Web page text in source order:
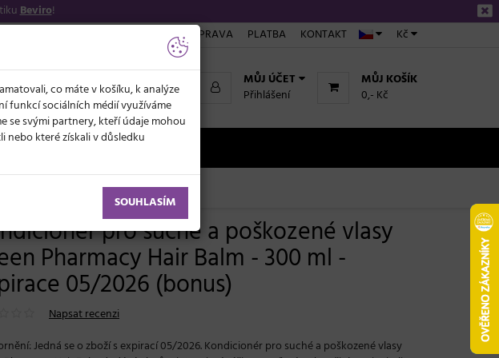
Beviro!
Kč
DOPRAVA PLATBA KONTAKT
MŮJ KOŠÍK
0,- Kč
MŮJ ÚČET
Přihlášení
pro suché a poškozené vlasy
Pharmacy Hair Balm - 300 ml -
05/2026 (bonus)
Napsat recenzi
Jedná se o zboží s expirací 05/2026. Kondicionér pro suché a poškozené vlasy
co máte v košíku, k analýze
funkcí sociálních médií využíváme
se svými partnery, kteří údaje mohou
nebo které získali v důsledku
SOUHLASÍM